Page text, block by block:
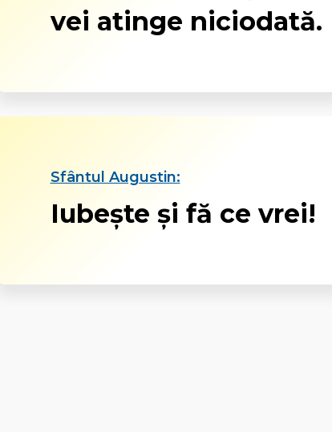
vei atinge niciodată.
Sfântul Augustin:
Iubește și fă ce vrei!